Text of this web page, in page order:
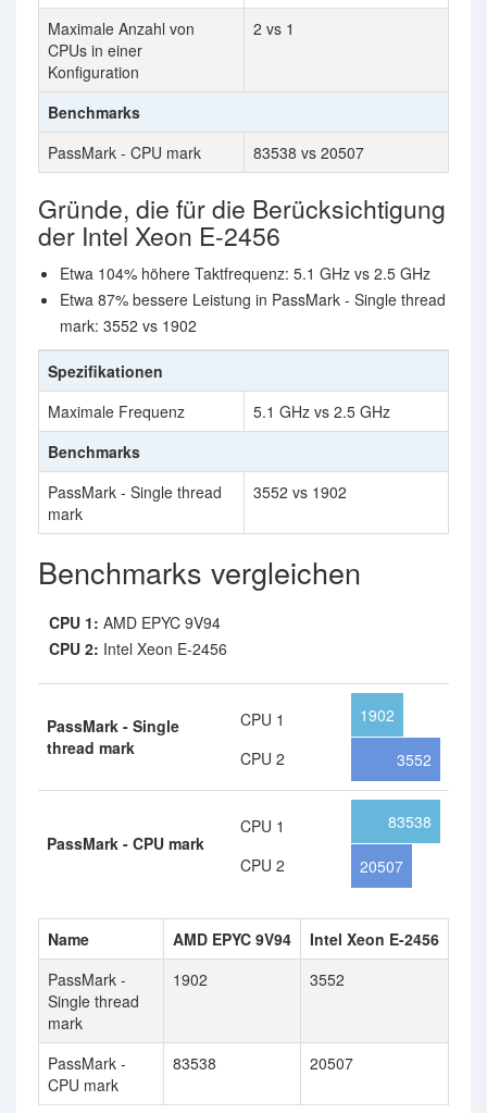
Maximale Anzahl von
CPUs in einer
Konfiguration
2 vs 1
Benchmarks
PassMark - CPU mark
83538 vs 20507
Gründe, die für die Berücksichtigung
der Intel Xeon E-2456
Etwa 104% höhere Taktfrequenz: 5.1 GHz vs 2.5 GHz
Etwa 87% bessere Leistung in PassMark - Single thread
mark: 3552 vs 1902
Spezifikationen
Maximale Frequenz
5.1 GHz vs 2.5 GHz
Benchmarks
PassMark - Single thread
mark
3552 vs 1902
Benchmarks vergleichen
CPU 1: AMD EPYC 9V94
CPU 2: Intel Xeon E-2456
PassMark - Single
thread mark
CPU 1
CPU 2
1902
3552
PassMark - CPU mark
CPU 1
CPU 2
83538
20507
Name AMD EPYC 9V94
Intel Xeon E-2456
PassMark -
Single thread
mark
1902 3552
PassMark -
CPU mark
83538 20507